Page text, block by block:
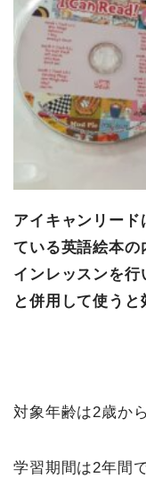
アイキャンリー
ている英語絵本の
インレッスンを
と併用して使うと
対象年齢は2歳から
学習期間は2年間で